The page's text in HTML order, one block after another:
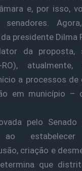
e, por isso,
senadores.
presidente Dilma
da proposta,
RO),
a processos de
em município –
pelo Senado
ao
criação e
que